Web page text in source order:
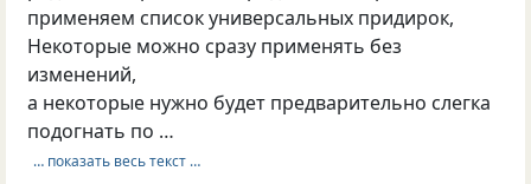
применяем список универсальных придирок,
Некоторые можно сразу применять без
изменений,
а некоторые нужно будет предварительно слегка
подогнать по …
… показать весь текст …